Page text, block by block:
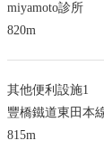
miyamoto診所
820m
其他便利設施1
豐橋鐵道東田本
815m